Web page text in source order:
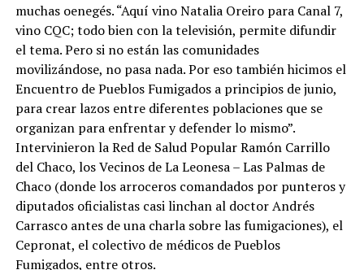
muchas oenegés. “Aquí vino Natalia Oreiro para Canal 7,
vino CQC; todo bien con la televisión, permite difundir
el tema. Pero si no están las comunidades
movilizándose, no pasa nada. Por eso también hicimos el
Encuentro de Pueblos Fumigados a principios de junio,
para crear lazos entre diferentes poblaciones que se
organizan para enfrentar y defender lo mismo”.
Intervinieron la Red de Salud Popular Ramón Carrillo
del Chaco, los Vecinos de La Leonesa – Las Palmas de
Chaco (donde los arroceros comandados por punteros y
diputados oficialistas casi linchan al doctor Andrés
Carrasco antes de una charla sobre las fumigaciones), el
Cepronat, el colectivo de médicos de Pueblos
Fumigados, entre otros.